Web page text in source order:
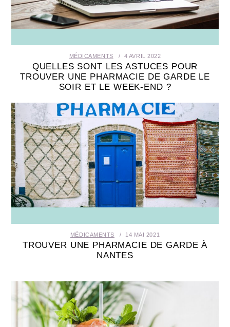
MÉDICAMENTS 4 AVRIL 2022
QUELLES SONT LES ASTUCES POUR
TROUVER UNE PHARMACIE DE GARDE LE
SOIR ET LE WEEK-END ?
MÉDICAMENTS 14 MAI 2021
TROUVER UNE PHARMACIE DE GARDE À
NANTES